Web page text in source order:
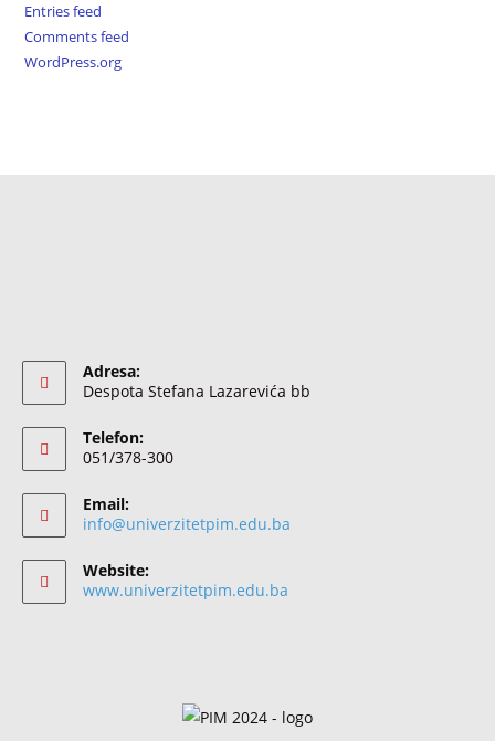
Entries feed
Comments feed
WordPress.org
Adresa:
Despota Stefana Lazarevića bb
Telefon:
051/378-300
Email:
info@univerzitetpim.edu.ba
Website:
www.univerzitetpim.edu.ba